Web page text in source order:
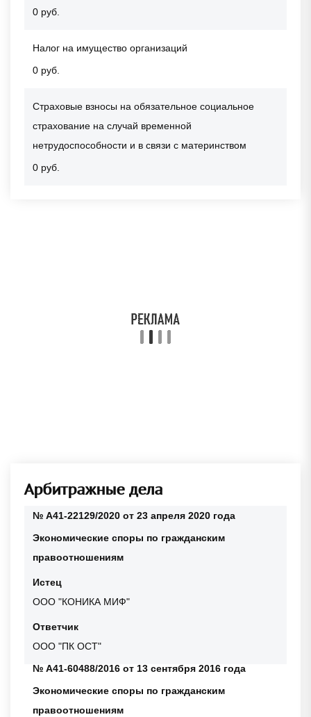
0 руб.
Налог на имущество организаций
0 руб.
Страховые взносы на обязательное социальное
страхование на случай временной
нетрудоспособности и в связи с материнством
0 руб.
Арбитражные дела
№ А41-22129/2020 от 23 апреля 2020 года
Экономические споры по гражданским
правоотношениям
Истец
ООО "КОНИКА МИФ"
Ответчик
ООО "ПК ОСТ"
№ А41-60488/2016 от 13 сентября 2016 года
Экономические споры по гражданским
правоотношениям